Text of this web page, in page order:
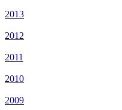
2013
2012
2011
2010
2009